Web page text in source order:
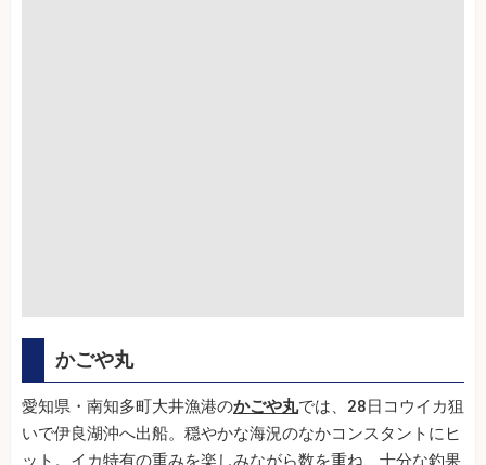
かごや丸
愛知県・南知多町大井漁港のかごや丸では、28日コウイカ狙
いで伊良湖沖へ出船。穏やかな海況のなかコンスタントにヒ
ット。イカ特有の重みを楽しみながら数を重ね、十分な釣果